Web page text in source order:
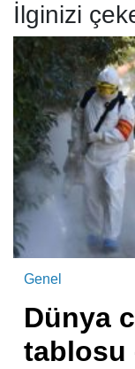
İlginizi
Genel
Dünya
tablosu